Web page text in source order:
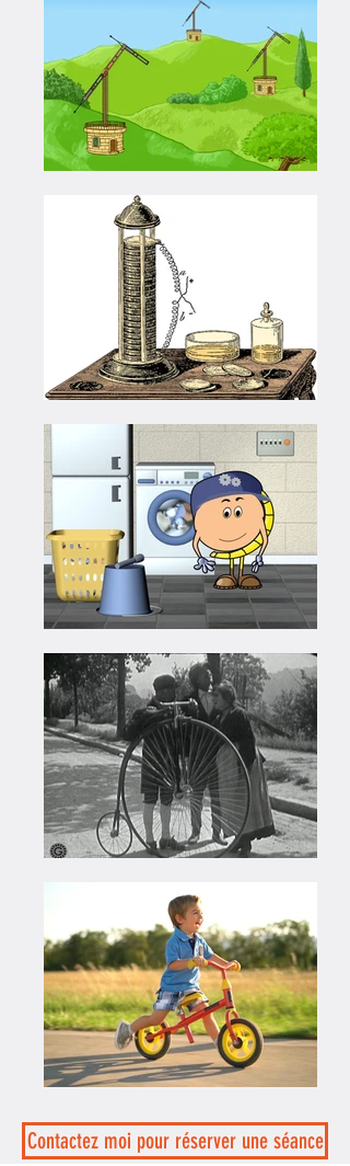
Contactez moi pour réserver une séance